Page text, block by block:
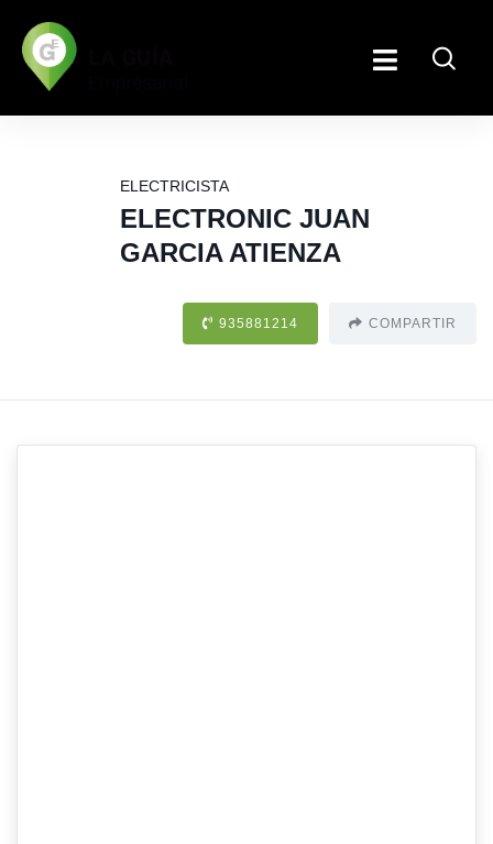
ELECTRICISTA
ELECTRONIC JUAN
GARCIA ATIENZA
935881214 COMPARTIR